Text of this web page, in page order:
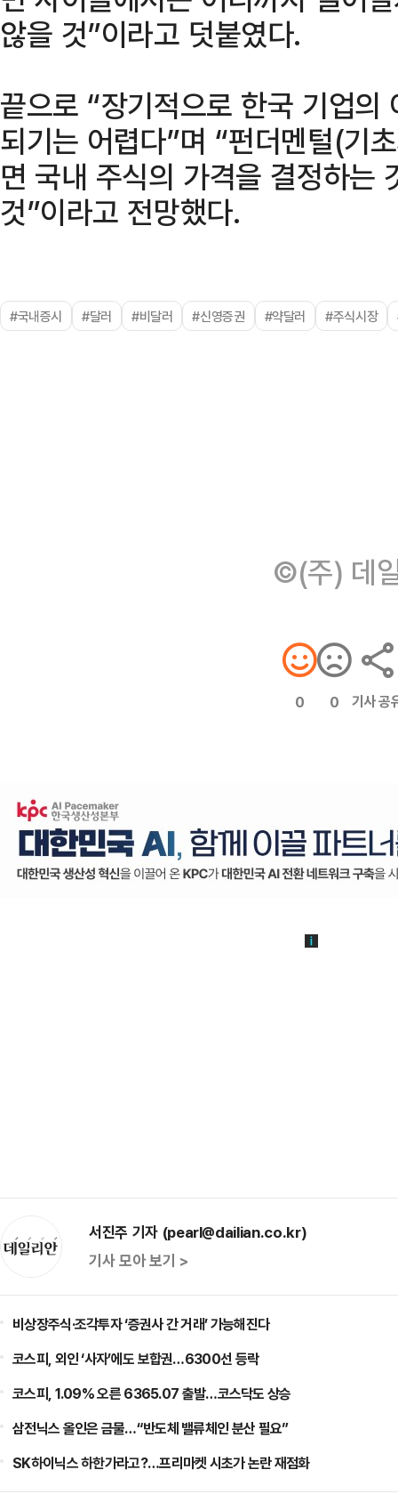
않을 것”이라고 덧붙였다.
끝으로 “장기적으로 한국 기업
되기는 어렵다”며 “펀더멘털(기
면 국내 주식의 가격을 결정하는
것”이라고 전망했다.
#국내증시 #달러 #비달러 #신영증권 #약달러 #주식시장
©(주) 데
0 0 기사 공
서진주 기자 (pearl@dailian.co.kr)
기사 모아 보기 >
비상장주식·조각투자 ‘증권사 간 거래’ 가능해진다
코스피, 외인 ‘사자’에도 보합권…6300선 등락
코스피, 1.09% 오른 6365.07 출발…코스닥도 상승
삼전닉스 올인은 금물…“반도체 밸류체인 분산 필요”
SK하이닉스 하한가라고?…프리마켓 시초가 논란 재점화